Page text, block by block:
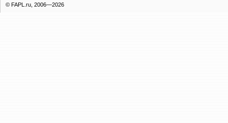
© FAPL.ru, 2006—2026